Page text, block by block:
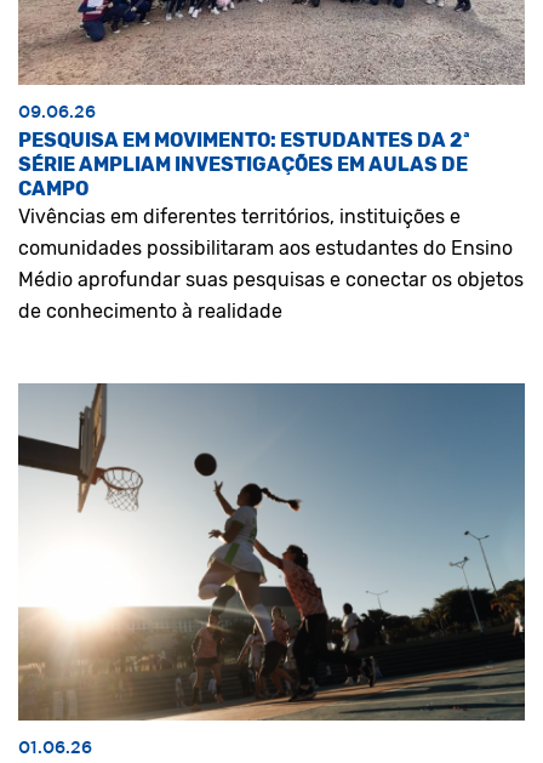
09.06.26
PESQUISA EM MOVIMENTO: ESTUDANTES DA 2ª
SÉRIE AMPLIAM INVESTIGAÇÕES EM AULAS DE
CAMPO
Vivências em diferentes territórios, instituições e
comunidades possibilitaram aos estudantes do Ensino
Médio aprofundar suas pesquisas e conectar os objetos
de conhecimento à realidade
01.06.26